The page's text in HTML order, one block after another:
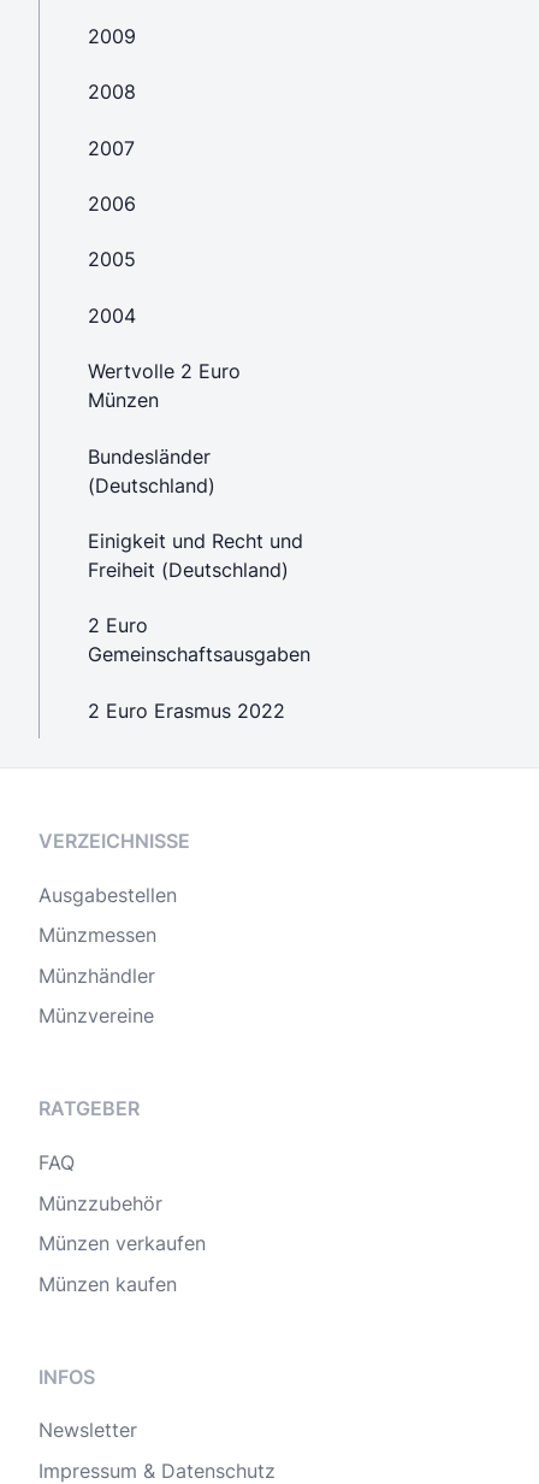
2009
2008
2007
2006
2005
2004
Wertvolle 2 Euro
Münzen
Bundesländer
(Deutschland)
Einigkeit und Recht und
Freiheit (Deutschland)
2 Euro
Gemeinschaftsausgaben
2 Euro Erasmus 2022
VERZEICHNISSE
Ausgabestellen
Münzmessen
Münzhändler
Münzvereine
RATGEBER
FAQ
Münzzubehör
Münzen verkaufen
Münzen kaufen
INFOS
Newsletter
Impressum & Datenschutz